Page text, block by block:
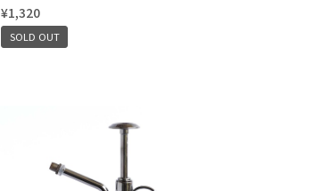
¥1,320
SOLD OUT